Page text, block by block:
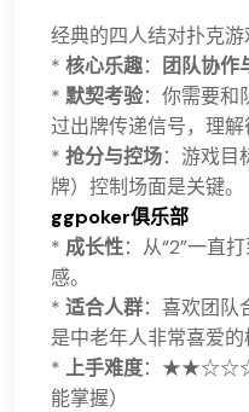
经典的四人结对扑克游
* 核心乐趣： 团队协作
* 默契考验：你需要和
过出牌传递信号，理解
* 抢分与控场：游戏目
牌）控制场面是关键。
ggpoker俱乐部
* 成长性：从“2”一直
感。
* 适合人群：喜欢团队
是中老年人非常喜爱的
* 上手难度：★★☆☆☆
能掌握）